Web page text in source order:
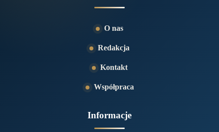
O nas
Redakcja
Kontakt
Współpraca
Informacje